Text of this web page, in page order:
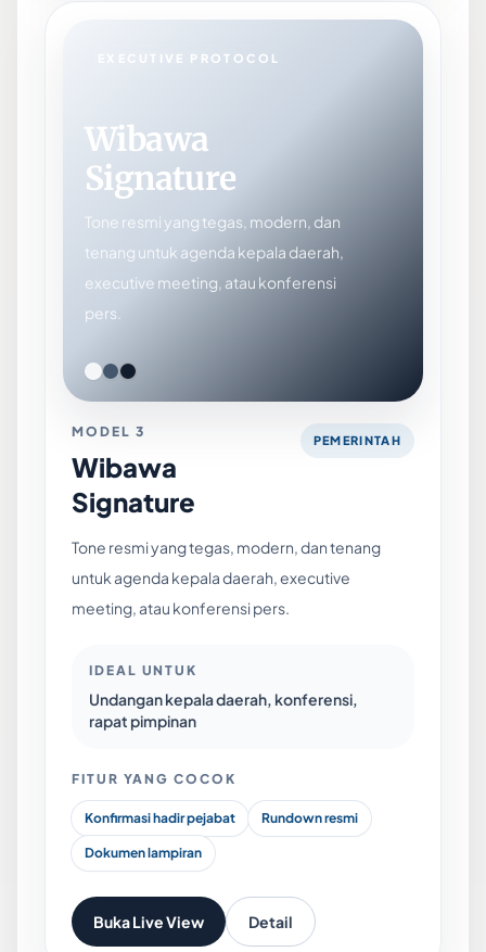
EXECUTIVE PROTOCOL
Wibawa
Signature
Tone resmi yang tegas, modern, dan
tenang untuk agenda kepala daerah,
executive meeting, atau konferensi
pers.
MODEL 3
Wibawa
Signature
PEMERINTAH
Tone resmi yang tegas, modern, dan tenang
untuk agenda kepala daerah, executive
meeting, atau konferensi pers.
IDEAL UNTUK
Undangan kepala daerah, konferensi,
rapat pimpinan
FITUR YANG COCOK
Konfirmasi hadir pejabat Rundown resmi
Dokumen lampiran
Buka Live View Detail